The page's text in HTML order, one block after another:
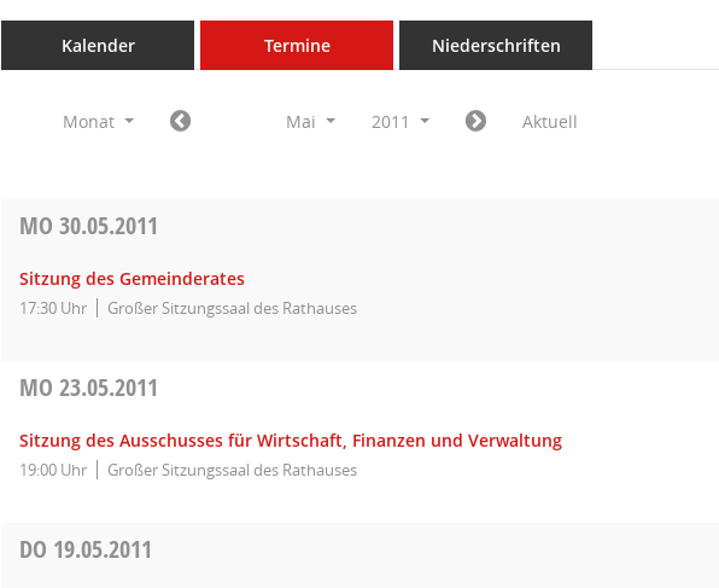
Kalender Termine Niederschriften
Monat Mai 2011 Aktuell
MO30.05.2011
Sitzung des Gemeinderates
17:30 Uhr Großer Sitzungssaal des Rathauses
MO23.05.2011
Sitzung des Ausschusses für Wirtschaft, Finanzen und Verwaltung
19:00 Uhr Großer Sitzungssaal des Rathauses
DO 19.05.2011